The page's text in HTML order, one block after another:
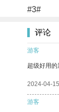
#3#
评论
游客
超级好用的
2024-04-15
游客